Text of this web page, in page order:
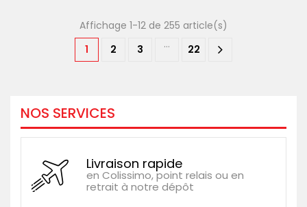
Affichage 1-12 de 255 article(s)
1
2 3 … 22
NOS SERVICES
Livraison rapide
en Colissimo, point relais ou en
retrait à notre dépôt